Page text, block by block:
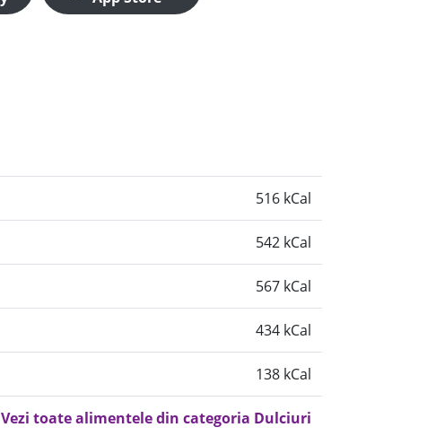
516 kCal
542 kCal
567 kCal
434 kCal
138 kCal
Vezi toate alimentele din categoria Dulciuri